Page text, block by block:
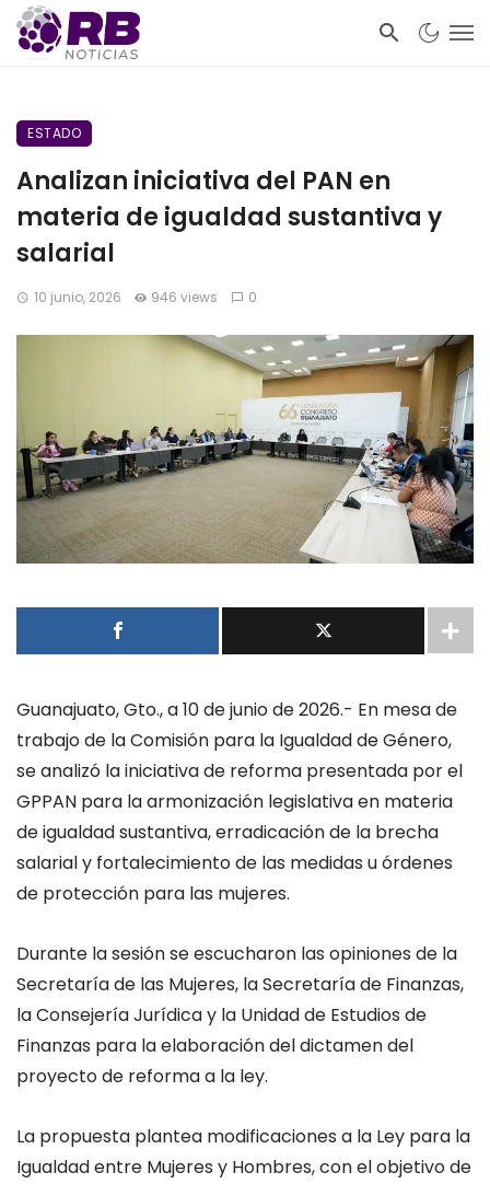
ESTADO
Analizan iniciativa del PAN en
materia de igualdad sustantiva y
salarial
10 junio, 2026 946 views 0
Guanajuato, Gto., a 10 de junio de 2026.- En mesa de
trabajo de la Comisión para la Igualdad de Género,
se analizó la iniciativa de reforma presentada por el
GPPAN para la armonización legislativa en materia
de igualdad sustantiva, erradicación de la brecha
salarial y fortalecimiento de las medidas u órdenes
de protección para las mujeres.
Durante la sesión se escucharon las opiniones de la
Secretaría de las Mujeres, la Secretaría de Finanzas,
la Consejería Jurídica y la Unidad de Estudios de
Finanzas para la elaboración del dictamen del
proyecto de reforma a la ley.
La propuesta plantea modificaciones a la Ley para la
Igualdad entre Mujeres y Hombres, con el objetivo de